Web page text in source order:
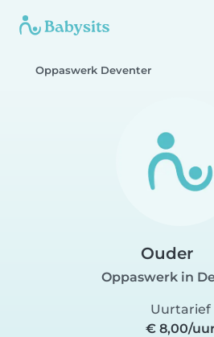
Oppaswerk Deventer
Ouder
Oppaswerk in
Uurtarief
€ 8,00/